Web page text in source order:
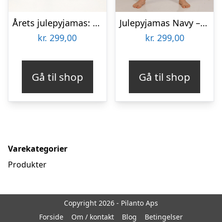
Årets julepyjamas: Rudolfs Pyjamas Blå – Børn.
kr. 299,00
Gå til shop
Julepyjamas Navy – Børn.
kr. 299,00
Gå til shop
Varekategorier
Produkter
Copyright 2026 - Pilanto Aps
Forside
Om / kontakt Blog Betingelser